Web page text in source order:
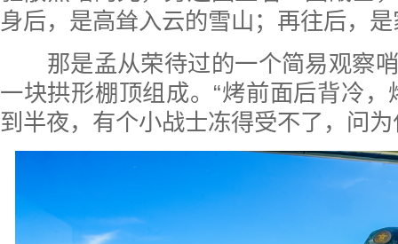
身后，是高耸入云的雪山；再往后，
那是孟从荣待过的一个简易观察哨
一块拱形棚顶组成。“烤前面后背冷，
到半夜，有个小战士冻得受不了，问